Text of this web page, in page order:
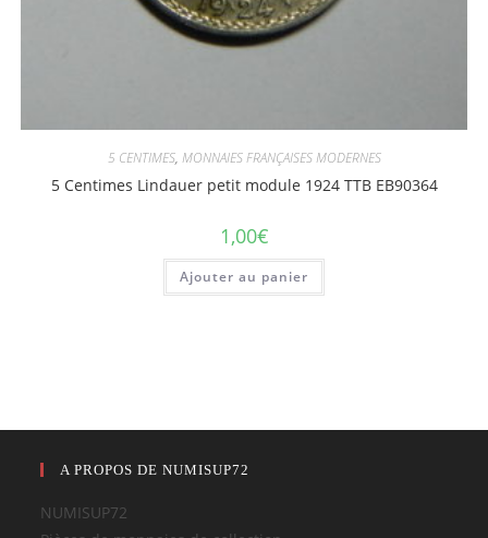
5 CENTIMES, MONNAIES FRANÇAISES MODERNES
5 Centimes Lindauer petit module 1924 TTB EB90364
1,00€
Ajouter au panier
A PROPOS DE NUMISUP72
NUMISUP72